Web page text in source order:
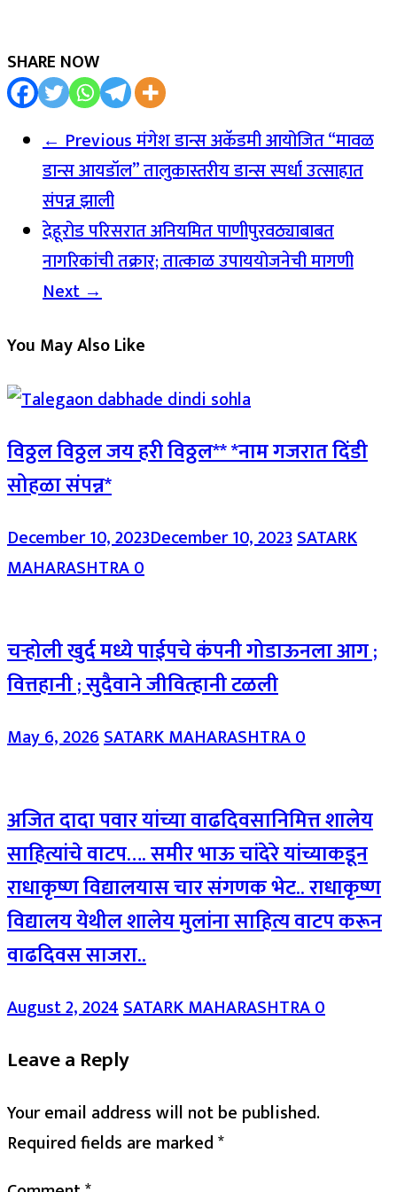
SHARE NOW
← Previousमंगेश डान्स अकॅडमी आयोजित “मावळ
डान्स आयडॉल” तालुकास्तरीय डान्स स्पर्धा उत्साहात
संपन्न झाली
देहूरोड परिसरात अनियमित पाणीपुरवठ्याबाबत
नागरिकांची तक्रार; तात्काळ उपाययोजनेची मागणी
Next →
You May Also Like
विठ्ठल विठ्ठल जय हरी विठ्ठल** *नाम गजरात दिंडी
सोहळा संपन्न*
December 10, 2023December 10, 2023SATARK
MAHARASHTRA0
चऱ्होली खुर्द मध्ये पाईपचे कंपनी गोडाऊनला आग ;
वित्तहानी ; सुदैवाने जीवित्हानी टळली
May 6, 2026SATARK MAHARASHTRA0
अजित दादा पवार यांच्या वाढदिवसानिमित्त शालेय
साहित्यांचे वाटप…. समीर भाऊ चांदेरे यांच्याकडून
राधाकृष्ण विद्यालयास चार संगणक भेट.. राधाकृष्ण
विद्यालय येथील शालेय मुलांना साहित्य वाटप करून
वाढदिवस साजरा..
August 2, 2024SATARK MAHARASHTRA0
Leave a Reply
Your email address will not be published.
Required fields are marked*